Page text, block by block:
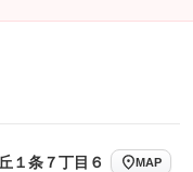
１条７丁目６
MAP